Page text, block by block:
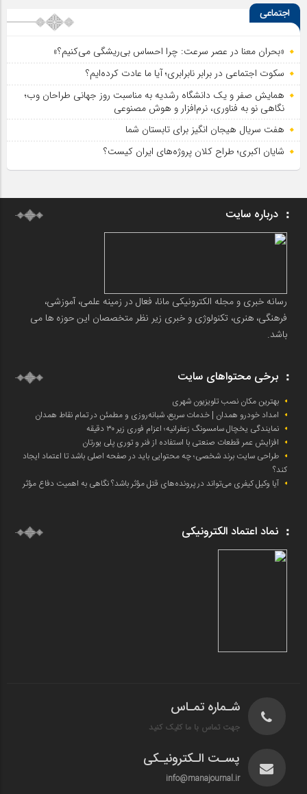
اجتماعی
«بحران معنا در عصر سرعت: چرا احساس بی‌ریشگی می‌کنیم؟»
سکوت اجتماعی در برابر نابرابری؛ آیا ما عادت کرده‌ایم؟
همایش صفر و یک دانشگاه رشدیه به مناسبت روز جهانی طراحان وب؛
نگاهی نو به فناوری، نرم‌افزار و هوش مصنوعی
هفت سریال هیجان انگیز برای تابستان شما
شایان اکبری؛ طراح کلان پروژه‌های ایران کیست؟
درباره سایت
رسانه خبری و مجله الکترونیکی مانا، فعال در زمینه علمی، آموزشی،
فرهنگی، هنری، تکنولوژی و خبری زیر نظر متخصصان این حوزه ها می
باشد.
برخی محتواهای سایت
بهترین مکان نصب تلویزیون شهری
امداد خودرو همدان | خدمات سریع، شبانه‌روزی و مطمئن در تمام نقاط همدان
نمایندگی یخچال سامسونگ زعفرانیه؛ اعزام فوری زیر ۳۰ دقیقه
افزایش عمر قطعات صنعتی با استفاده از فنر و توری پلی یورتان
طراحی سایت برند شخصی؛ چه محتوایی باید در صفحه اصلی باشد تا اعتماد ایجاد
کند؟
آیا وکیل کیفری می‌تواند در پرونده‌های قتل مؤثر باشد؟ نگاهی به اهمیت دفاع مؤثر
نماد اعتماد الکترونیکی
شـماره تمـاس
جهت تماس با ما کلیک کنید
پسـت الـکترونیـکی
info@manajournal.ir